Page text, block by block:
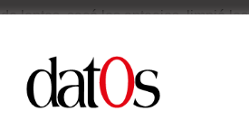
lentes, sacó los anteojos, limpió los
lágrimas que comenzaban a
le cayeron por sus mejillas.
las esperaba a pocos pasos del